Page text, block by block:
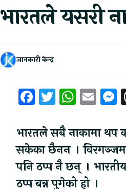
भारतले यसरी
जानकारी केन्द्र
Facebook
Twitter
भारतले सबै नाकामा थप
सकेका छैनन ।
पनि ठप्प नै छन् ।
ठप्प बन्न पुगेको हो ।